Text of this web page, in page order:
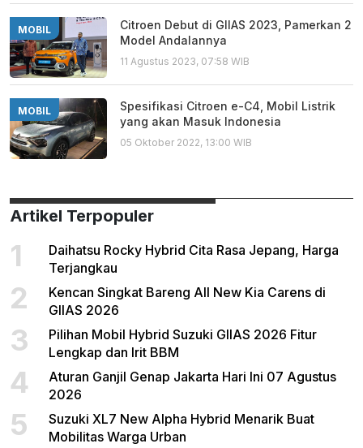
MOBIL
Citroen Debut di GIIAS 2023, Pamerkan 2
Model Andalannya
11 Agustus 2023, 07:58 WIB
MOBIL
Spesifikasi Citroen e-C4, Mobil Listrik
yang akan Masuk Indonesia
05 Oktober 2022, 13:00 WIB
Artikel Terpopuler
1
Daihatsu Rocky Hybrid Cita Rasa Jepang, Harga
Terjangkau
2
Kencan Singkat Bareng All New Kia Carens di
GIIAS 2026
3
Pilihan Mobil Hybrid Suzuki GIIAS 2026 Fitur
Lengkap dan Irit BBM
4
Aturan Ganjil Genap Jakarta Hari Ini 07 Agustus
2026
5
Suzuki XL7 New Alpha Hybrid Menarik Buat
Mobilitas Warga Urban